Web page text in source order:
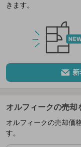
きます。
新
オルフィークの売却
オルフィークの売却価
す。